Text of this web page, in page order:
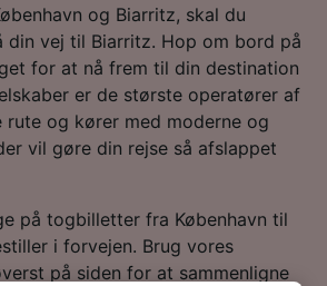
og Biarritz, skal du
vej til Biarritz. Hop om bord på
for at nå frem til din destination
er de største operatører af
rute og kører med moderne og
vil gøre din rejse så afslappet
på togbilletter fra København til
i forvejen. Brug vores
på siden for at sammenligne